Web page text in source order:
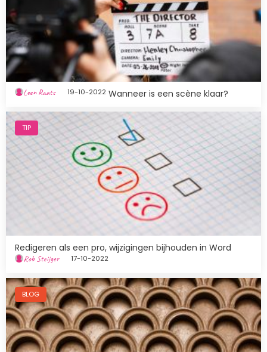
Wanneer is een scène klaar?
Leen Raats 19-10-2022
TIP
Afbeelding
Redigeren als een pro, wijzigingen bijhouden in Word
Rob Steijger 17-10-2022
BLOG
Afbeelding